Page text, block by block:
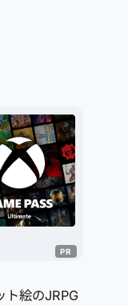
ト絵のJRPG